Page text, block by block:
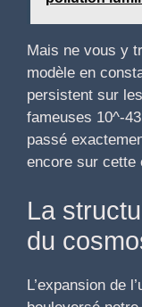
Mais ne vous y
modèle en
persistent sur
fameuses 10^-
passé
encore sur cette
La
du
L’expansion de